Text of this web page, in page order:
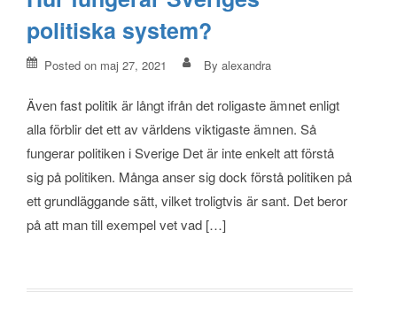
politiska system?
Posted on maj 27, 2021 By alexandra
Även fast politik är långt ifrån det roligaste ämnet enligt
alla förblir det ett av världens viktigaste ämnen. Så
fungerar politiken i Sverige Det är inte enkelt att förstå
sig på politiken. Många anser sig dock förstå politiken på
ett grundläggande sätt, vilket troligtvis är sant. Det beror
på att man till exempel vet vad […]